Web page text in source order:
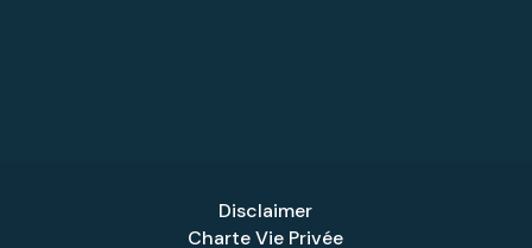
Disclaimer
Charte Vie Privée